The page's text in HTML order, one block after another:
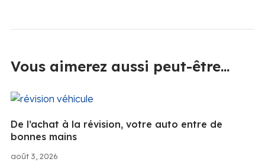
Vous aimerez aussi peut-être...
août 3, 2026
De l’achat à la révision, votre auto entre de
bonnes mains